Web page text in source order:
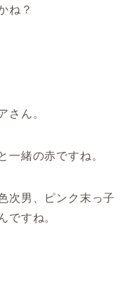
ね？
さん。
一緒の赤ですね。
次男、ピンク末っ子
ですね。